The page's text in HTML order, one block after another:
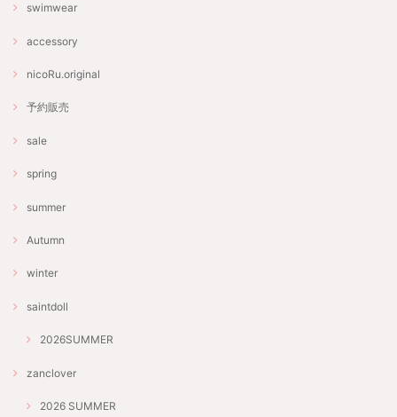
swimwear
accessory
nicoRu.original
予約販売
sale
spring
summer
Autumn
winter
saintdoll
2026SUMMER
zanclover
2026 SUMMER